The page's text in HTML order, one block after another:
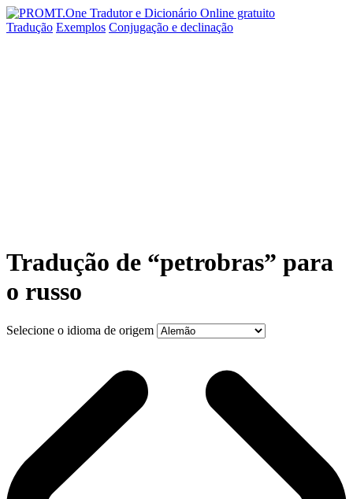
Tradução Exemplos Conjugação e declinação
Tradução de “petrobras” para
o russo
Selecione o idioma de origem